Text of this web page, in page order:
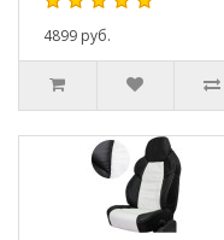
4899 руб.